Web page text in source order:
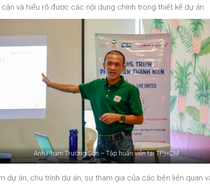
và hiểu rõ được các nội dung chính trong thiết kế dự án.
Anh Phạm Trường Sơn – Tập huấn viên tại TP.HCM
dự án, chu trình dự án, sự tham gia của các bên liên quan